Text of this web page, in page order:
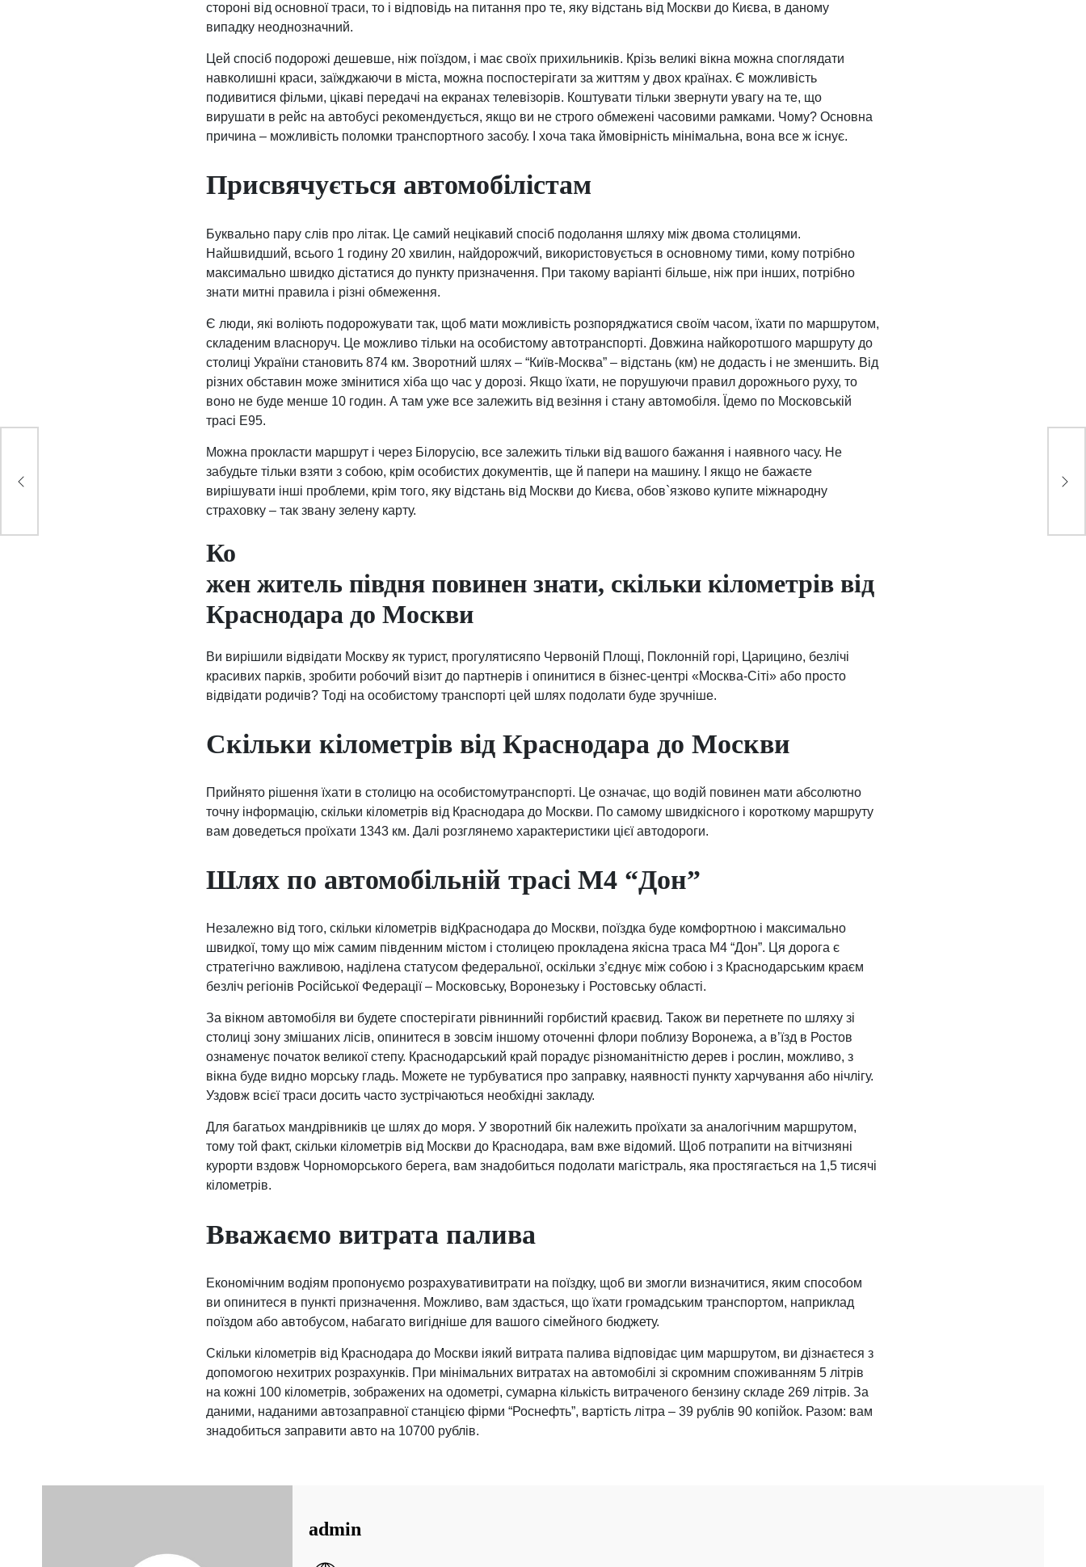
стороні від основної траси, то і відповідь на питання про те, яку відстань від Москви до Києва, в даному
випадку неоднозначний.
Цей спосіб подорожі дешевше, ніж поїздом, і має своїх прихильників. Крізь великі вікна можна споглядати
навколишні краси, заїжджаючи в міста, можна поспостерігати за життям у двох країнах. Є можливість
подивитися фільми, цікаві передачі на екранах телевізорів. Коштувати тільки звернути увагу на те, що
вирушати в рейс на автобусі рекомендується, якщо ви не строго обмежені часовими рамками. Чому? Основна
причина – можливість поломки транспортного засобу. І хоча така ймовірність мінімальна, вона все ж існує.
Присвячується автомобілістам
Буквально пару слів про літак. Це самий нецікавий спосіб подолання шляху між двома столицями.
Найшвидший, всього 1 годину 20 хвилин, найдорожчий, використовується в основному тими, кому потрібно
максимально швидко дістатися до пункту призначення. При такому варіанті більше, ніж при інших, потрібно
знати митні правила і різні обмеження.
Є люди, які воліють подорожувати так, щоб мати можливість розпоряджатися своїм часом, їхати по маршрутом,
складеним власноруч. Це можливо тільки на особистому автотранспорті. Довжина найкоротшого маршруту до
столиці України становить 874 км. Зворотний шлях – “Київ-Москва” – відстань (км) не додасть і не зменшить. Від
різних обставин може змінитися хіба що час у дорозі. Якщо їхати, не порушуючи правил дорожнього руху, то
воно не буде менше 10 годин. А там уже все залежить від везіння і стану автомобіля. Їдемо по Московській
трасі Е95.
Можна прокласти маршрут і через Білорусію, все залежить тільки від вашого бажання і наявного часу. Не
забудьте тільки взяти з собою, крім особистих документів, ще й папери на машину. І якщо не бажаєте
вирішувати інші проблеми, крім того, яку відстань від Москви до Києва, обов`язково купите міжнародну
страховку – так звану зелену карту.
Ко
жен житель півдня повинен знати, скільки кілометрів від
Краснодара до Москви
Ви вирішили відвідати Москву як турист, прогулятисяпо Червоній Площі, Поклонній горі, Царицино, безлічі
красивих парків, зробити робочий візит до партнерів і опинитися в бізнес-центрі «Москва-Сіті» або просто
відвідати родичів? Тоді на особистому транспорті цей шлях подолати буде зручніше.
Скільки кілометрів від Краснодара до Москви
Прийнято рішення їхати в столицю на особистомутранспорті. Це означає, що водій повинен мати абсолютно
точну інформацію, скільки кілометрів від Краснодара до Москви. По самому швидкісного і короткому маршруту
вам доведеться проїхати 1343 км. Далі розглянемо характеристики цієї автодороги.
Шлях по автомобільній трасі М4 “Дон”
Незалежно від того, скільки кілометрів відКраснодара до Москви, поїздка буде комфортною і максимально
швидкої, тому що між самим південним містом і столицею прокладена якісна траса М4 “Дон”. Ця дорога є
стратегічно важливою, наділена статусом федеральної, оскільки з’єднує між собою і з Краснодарським краєм
безліч регіонів Російської Федерації – Московську, Воронезьку і Ростовську області.
За вікном автомобіля ви будете спостерігати рівниннийі горбистий краєвид. Також ви перетнете по шляху зі
столиці зону змішаних лісів, опинитеся в зовсім іншому оточенні флори поблизу Воронежа, а в’їзд в Ростов
ознаменує початок великої степу. Краснодарський край порадує різноманітністю дерев і рослин, можливо, з
вікна буде видно морську гладь. Можете не турбуватися про заправку, наявності пункту харчування або нічлігу.
Уздовж всієї траси досить часто зустрічаються необхідні закладу.
Для багатьох мандрівників це шлях до моря. У зворотний бік належить проїхати за аналогічним маршрутом,
тому той факт, скільки кілометрів від Москви до Краснодара, вам вже відомий. Щоб потрапити на вітчизняні
курорти вздовж Чорноморського берега, вам знадобиться подолати магістраль, яка простягається на 1,5 тисячі
кілометрів.
Вважаємо витрата палива
Економічним водіям пропонуємо розрахувативитрати на поїздку, щоб ви змогли визначитися, яким способом
ви опинитеся в пункті призначення. Можливо, вам здасться, що їхати громадським транспортом, наприклад
поїздом або автобусом, набагато вигідніше для вашого сімейного бюджету.
Скільки кілометрів від Краснодара до Москви іякий витрата палива відповідає цим маршрутом, ви дізнаєтеся з
допомогою нехитрих розрахунків. При мінімальних витратах на автомобілі зі скромним споживанням 5 літрів
на кожні 100 кілометрів, зображених на одометрі, сумарна кількість витраченого бензину складе 269 літрів. За
даними, наданими автозаправної станцією фірми “Роснефть”, вартість літра – 39 рублів 90 копійок. Разом: вам
знадобиться заправити авто на 10700 рублів.
admin